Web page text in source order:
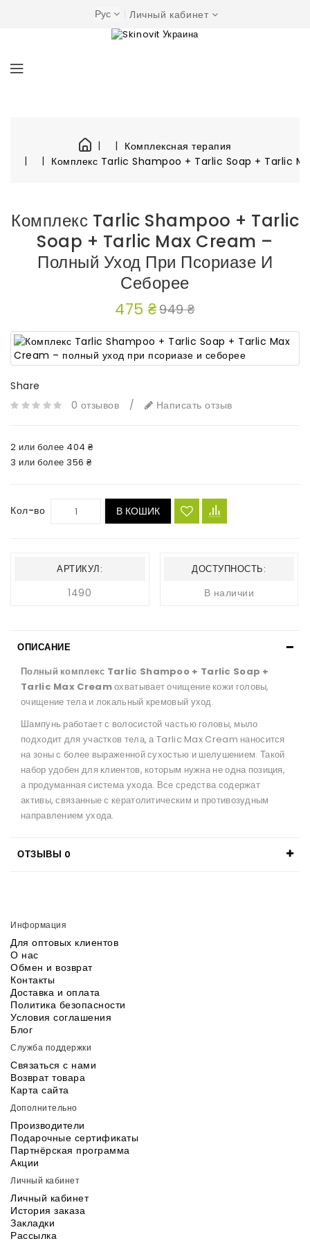
Рус Личный кабинет
Комплексная терапия
Комплекс Tarlic Shampoo + Tarlic Soap + Tarlic
Комплекс Tarlic Shampoo + Tarlic
Soap + Tarlic Max Cream –
Полный Уход При Псориазе И
Себорее
475 ₴949 ₴
Share
0 отзывов
/ Написать отзыв
2 или более 404 ₴
3 или более 356 ₴
Кол-во В КОШИК
АРТИКУЛ:
1490
ДОСТУПНОСТЬ:
В наличии
ОПИСАНИЕ
Полный комплекс Tarlic Shampoo + Tarlic Soap +
Tarlic Max Creamохватывает очищение кожи головы,
очищение тела и локальный кремовый уход.
Шампунь работает с волосистой частью головы, мыло
подходит для участков тела, а Tarlic Max Cream наносится
на зоны с более выраженной сухостью и шелушением. Такой
набор удобен для клиентов, которым нужна не одна позиция,
а продуманная система ухода. Все средства содержат
активы, связанные с кератолитическим и противозудным
направлением ухода.
ОТЗЫВЫ 0
Информация
Для оптовых клиентов
О нас
Обмен и возврат
Контакты
Доставка и оплата
Политика безопасности
Условия соглашения
Блог
Служба поддержки
Связаться с нами
Возврат товара
Карта сайта
Дополнительно
Производители
Подарочные сертификаты
Партнёрская программа
Акции
Личный кабинет
Личный кабинет
История заказа
Закладки
Рассылка